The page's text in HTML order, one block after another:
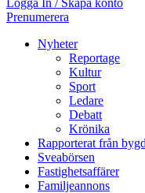
Logga In / Skapa konto
Prenumerera
Nyheter
Reportage
Kultur
Sport
Ledare
Debatt
Krönika
Rapporterat från
Sveabörsen
Fastighetsaffärer
Familjeannons